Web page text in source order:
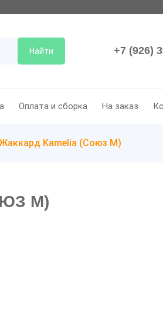
Найти +7 (926)
Оплата и сборка На заказ
Kamelia (Союз М)
М)